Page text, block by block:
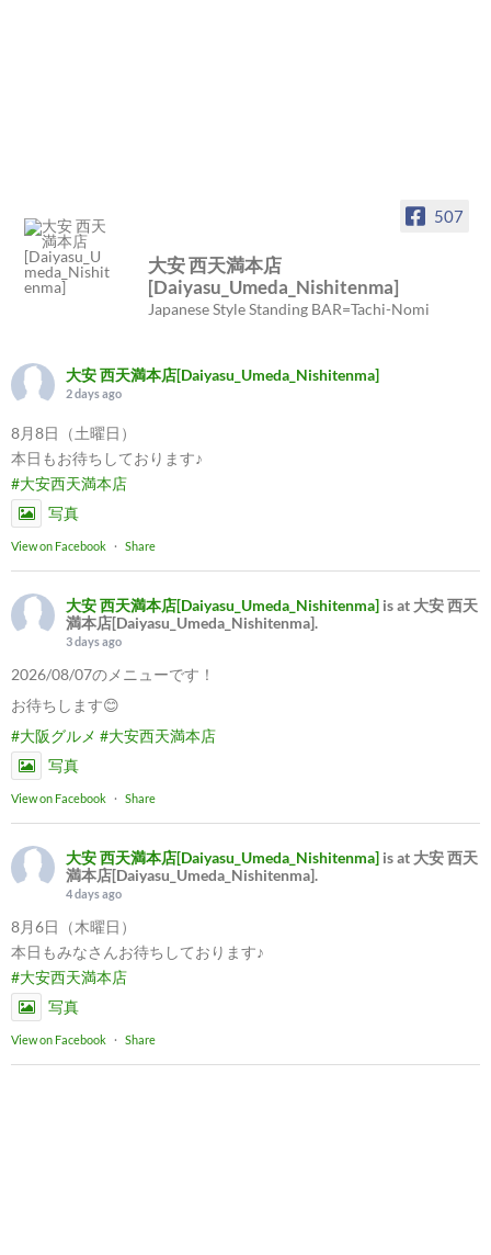
507
大安 西天満本店
[Daiyasu_Umeda_Nishitenma]
Japanese Style Standing BAR=Tachi-Nomi
大安 西天満本店[Daiyasu_Umeda_Nishitenma]
2 days ago
8月8日（土曜日）
本日もお待ちしております♪
#大安西天満本店
写真
View on Facebook · Share
大安 西天満本店[Daiyasu_Umeda_Nishitenma] is at 大安 西天
満本店[Daiyasu_Umeda_Nishitenma].
3 days ago
2026/08/07のメニューです！
お待ちします😊
#大阪グルメ #大安西天満本店
写真
View on Facebook · Share
大安 西天満本店[Daiyasu_Umeda_Nishitenma] is at 大安 西天
満本店[Daiyasu_Umeda_Nishitenma].
4 days ago
8月6日（木曜日）
本日もみなさんお待ちしております♪
#大安西天満本店
写真
View on Facebook · Share